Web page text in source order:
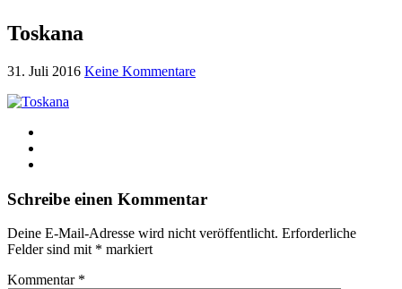
Toskana
31. Juli 2016 Keine Kommentare
Schreibe einen Kommentar
Deine E-Mail-Adresse wird nicht veröffentlicht. Erforderliche
Felder sind mit * markiert
Kommentar *